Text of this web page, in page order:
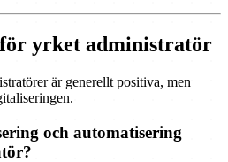
yrket administratör
är generellt positiva, men
och automatisering